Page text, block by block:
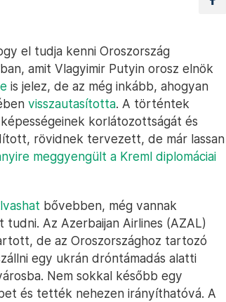
el tudja kenni Oroszország
amit Vlagyimir Putyin orosz elnök
is jelez, de az még inkább, ahogyan
visszautasította. A történtek
korlátozottságát és
rövidnek tervezett, de már lassan
meggyengült a Kreml diplomáciai
bővebben, még vannak
Az Azerbaijan Airlines (AZAL)
de az Oroszországhoz tartozó
egy ukrán dróntámadás alatti
Nem sokkal később egy
és tették nehezen irányíthatóvá. A